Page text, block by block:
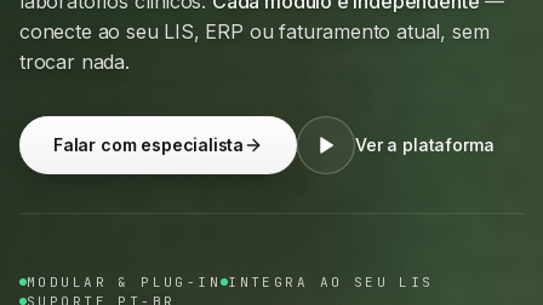
conecte ao seu LIS, ERP ou faturamento atual, sem
trocar nada.
Falar com especialista Ver a plataforma
MODULAR & PLUG-IN INTEGRA AO SEU LIS
SUPORTE PT-BR